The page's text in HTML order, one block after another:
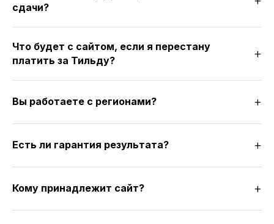
сдачи?
Что будет с сайтом, если я перестану
платить за Тильду?
Вы работаете с регионами?
Есть ли гарантия результата?
Кому принадлежит сайт?